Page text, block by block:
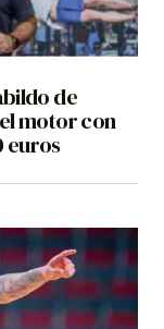
de
motor con
euros